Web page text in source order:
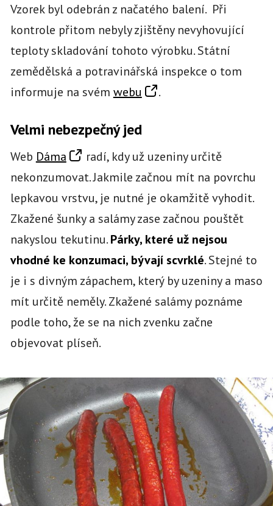
Vzorek byl odebrán z načatého balení. Při
kontrole přitom nebyly zjištěny nevyhovující
teploty skladování tohoto výrobku. Státní
zemědělská a potravinářská inspekce o tom
informuje na svém webu .
Velmi nebezpečný jed
Web Dáma
radí, kdy už uzeniny určitě
nekonzumovat. Jakmile začnou mít na povrchu
lepkavou vrstvu, je nutné je okamžitě vyhodit.
Zkažené šunky a salámy zase začnou pouštět
nakyslou tekutinu.Párky, které už nejsou
vhodné ke konzumaci, bývají scvrklé. Stejné to
je i s divným zápachem, který by uzeniny a maso
mít určitě neměly. Zkažené salámy poznáme
podle toho, že se na nich zvenku začne
objevovat plíseň.